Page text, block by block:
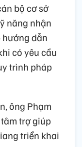
bộ cơ sở
năng nhận
dẫn
có yêu cầu
trình pháp
ông Phạm
trợ giúp
triển khai